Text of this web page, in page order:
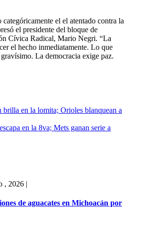
el el atentado contra la
el presidente del bloque de
Cívica Radical, Mario Negri. “La
el hecho inmediatamente. Lo que
gravísimo. La democracia exige paz.
brilla en la lomita; Orioles blanquean a
en la 8va; Mets ganan serie a
, 2026 |
de aguacates en Michoacán por